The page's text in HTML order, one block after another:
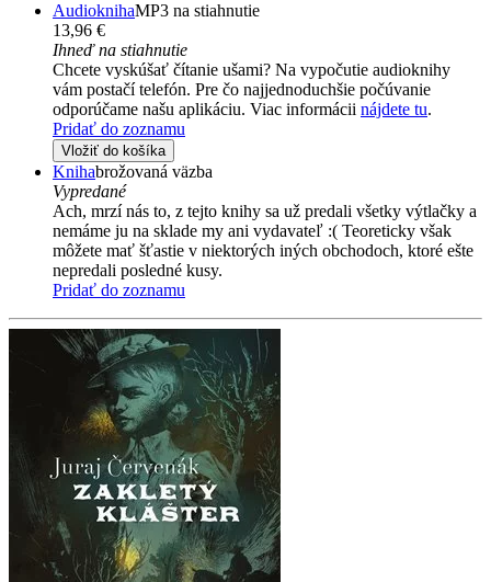
AudioknihaMP3 na stiahnutie
13,96 €
Ihneď na stiahnutie
Chcete vyskúšať čítanie ušami? Na vypočutie audioknihy
vám postačí telefón. Pre čo najjednoduchšie počúvanie
odporúčame našu aplikáciu. Viac informácii nájdete tu.
Pridať do zoznamu
Vložiť do košíka
Knihabrožovaná väzba
Vypredané
Ach, mrzí nás to, z tejto knihy sa už predali všetky výtlačky a
nemáme ju na sklade my ani vydavateľ :( Teoreticky však
môžete mať šťastie v niektorých iných obchodoch, ktoré ešte
nepredali posledné kusy.
Pridať do zoznamu